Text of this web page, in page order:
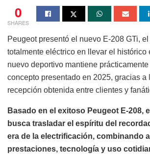
0
SHARES
Peugeot presentó el nuevo E-208 GTi,
totalmente eléctrico en llevar el histórico
nuevo deportivo mantiene prácticamente
concepto presentado en 2025, gracias a
recepción obtenida entre clientes y
Basado en el exitoso Peugeot E-208,
busca trasladar el espíritu del
era de la electrificación, combinando
prestaciones, tecnología y uso